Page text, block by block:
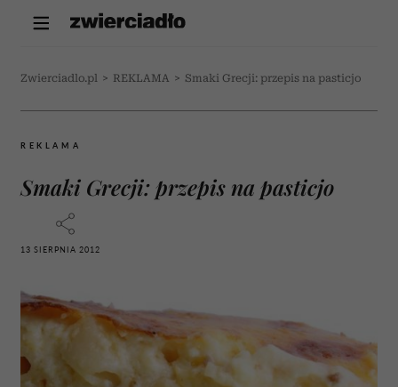
Zwierciadlo.pl > REKLAMA > Smaki Grecji: przepis na pasticjo
REKLAMA
Smaki Grecji: przepis na pasticjo
13 SIERPNIA 2012